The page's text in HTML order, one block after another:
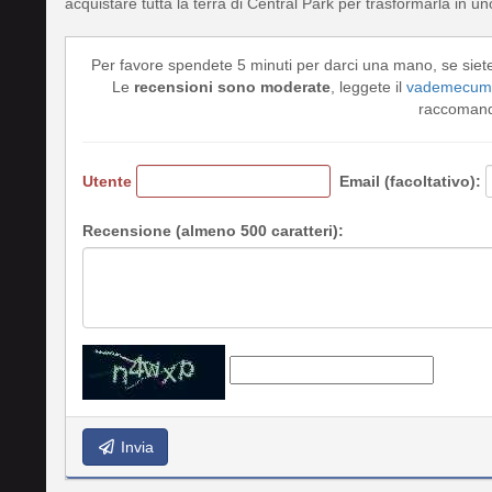
Per favore spendete 5 minuti per darci una mano, se
Le recensioni sono moderate , leggete il
Utente Email (facoltativo):
Recensione (almeno 500 caratteri):
Invia